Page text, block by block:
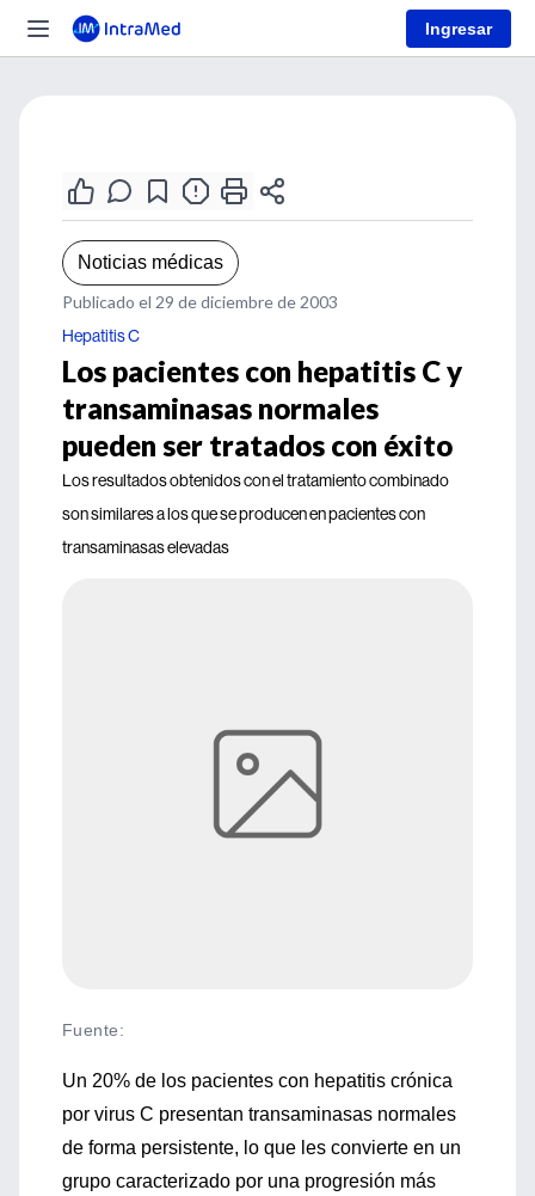
Ingresar
Noticias médicas
Publicado el 29 de diciembre de 2003
Hepatitis C
Los pacientes con hepatitis C y
transaminasas normales
pueden ser tratados con éxito
Los resultados obtenidos con el tratamiento combinado
son similares a los que se producen en pacientes con
transaminasas elevadas
Fuente:
Un 20% de los pacientes con hepatitis crónica
por virus C presentan transaminasas normales
de forma persistente, lo que les convierte en un
grupo caracterizado por una progresión más